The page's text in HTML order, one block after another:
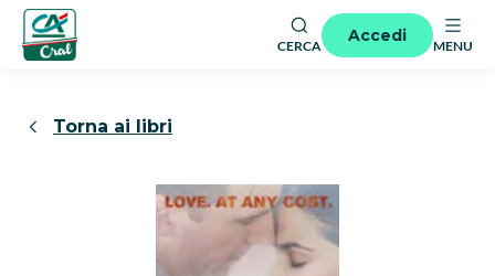
CERCA
Accedi
MENU
Torna ai libri